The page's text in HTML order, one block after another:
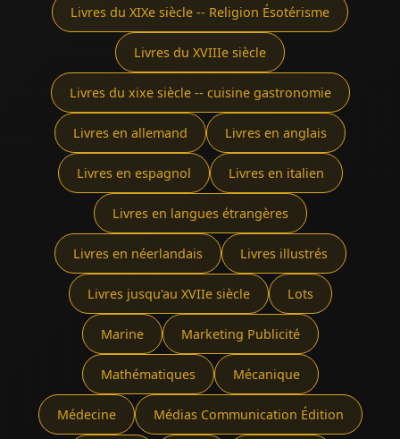
Livres du XIXe siècle -- Religion Ésotérisme
Livres du XVIIIe siècle
Livres du xixe siècle -- cuisine gastronomie
Livres en allemand Livres en anglais
Livres en espagnol Livres en italien
Livres en langues étrangères
Livres en néerlandais Livres illustrés
Livres jusqu'au XVIIe siècle Lots
Marine Marketing Publicité
Mathématiques Mécanique
Médecine Médias Communication Édition